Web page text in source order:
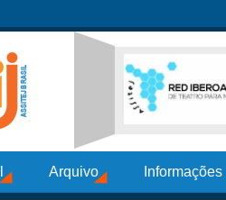
Arquivo